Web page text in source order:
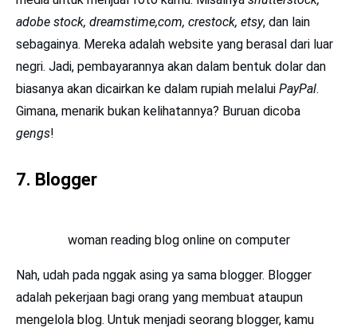
adobe stock, dreamstime,com, crestock, etsy, dan lain
sebagainya. Mereka adalah website yang berasal dari luar
negri. Jadi, pembayarannya akan dalam bentuk dolar dan
biasanya akan dicairkan ke dalam rupiah melalui PayPal.
Gimana, menarik bukan kelihatannya? Buruan dicoba
gengs!
7. Blogger
woman reading blog online on computer
Nah, udah pada nggak asing ya sama blogger. Blogger
adalah pekerjaan bagi orang yang membuat ataupun
mengelola blog. Untuk menjadi seorang blogger, kamu